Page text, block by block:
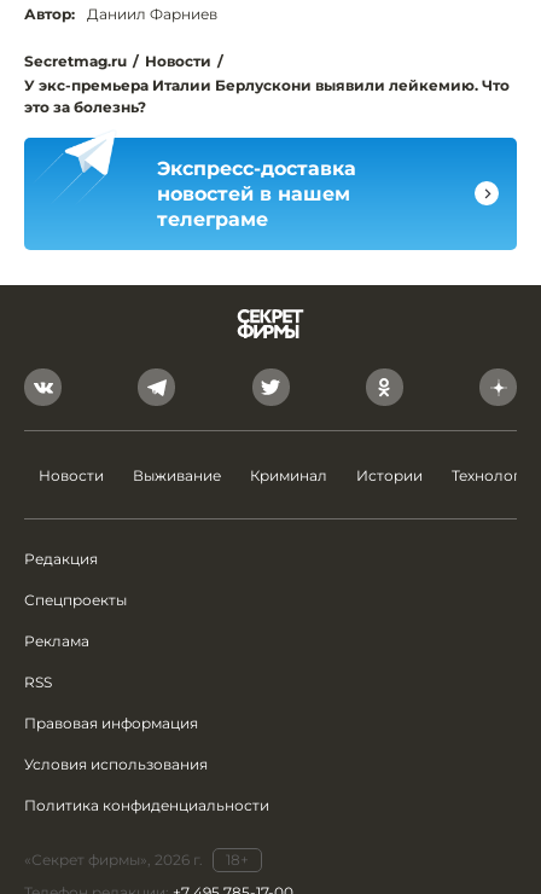
Автор: Даниил Фарниев
Secretmag.ru / Новости /
У экс-премьера Италии Берлускони выявили лейкемию. Что
это за болезнь?
Экспресс-доставка
новостей в нашем
телеграме
Новости Выживание Криминал Истории Технологии
Редакция
Спецпроекты
Реклама
RSS
Правовая информация
Условия использования
Политика конфиденциальности
«Секрет фирмы», 2026 г.
18+